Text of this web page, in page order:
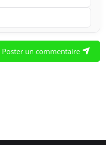
Poster un commentaire